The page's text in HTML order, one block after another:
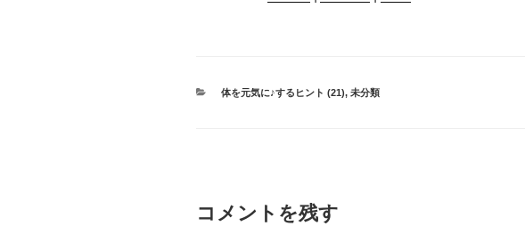
カ
体を元気に♪するヒント (21), 未分類
コメントを残す